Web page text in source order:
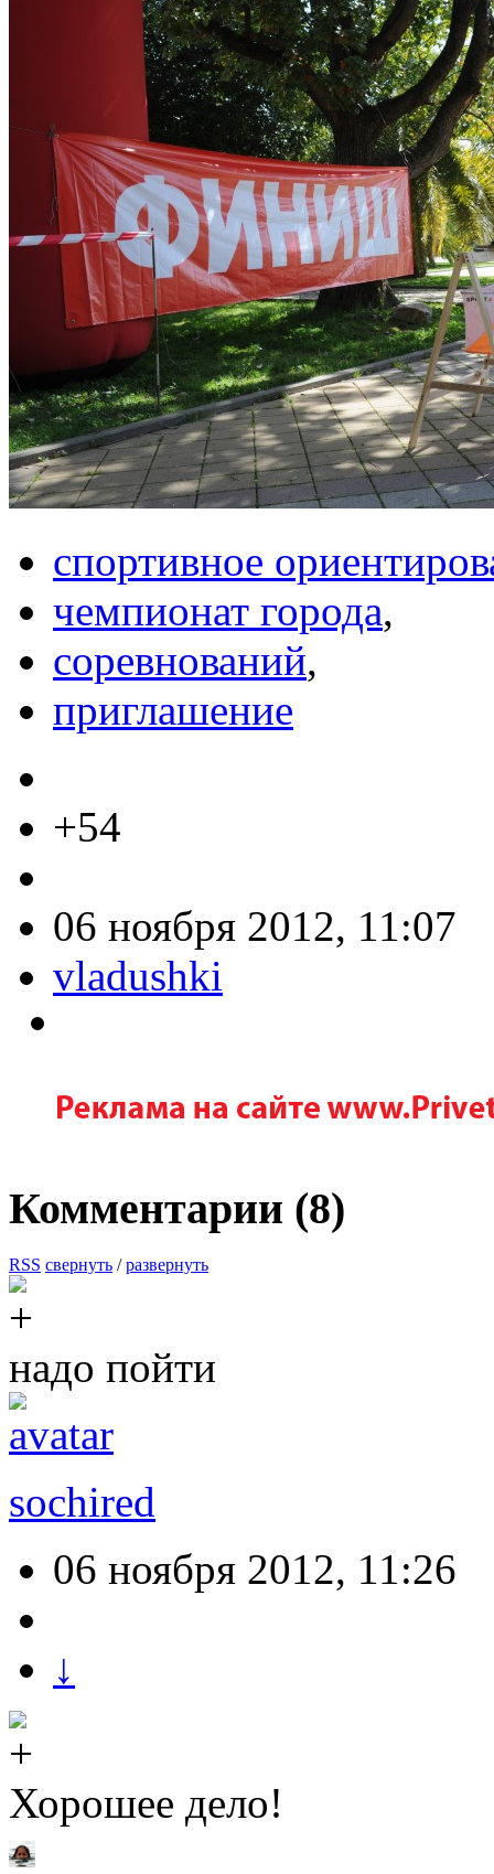
спортивное
чемпионат города,
соревнований,
приглашение
+54
06 ноября 2012, 11:07
vladushki
Комментарии (8)
RSS свернуть /развернуть
надо пойти
sochired
06 ноября 2012, 11:26
↓
Хорошее дело!